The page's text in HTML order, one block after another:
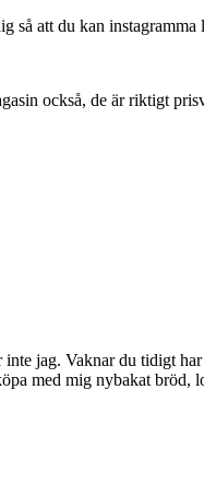
att du kan
också, de är riktigt
inte jag. Vaknar du tidigt har
med mig nybakat bröd,